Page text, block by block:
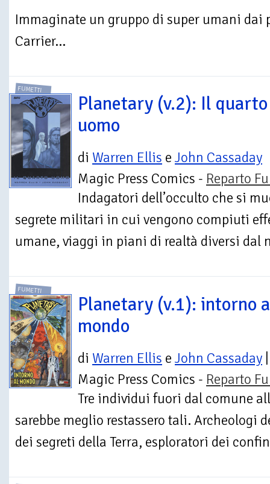
Immaginate un gruppo di super umani dai
Carrier...
FUMETTI
Planetary (v.2): Il quarto
uomo
di Warren Ellis e John Cassaday
Magic Press Comics - Reparto
Indagatori dell’occulto che si
segrete militari in cui vengono compiuti
umane, viaggi in piani di realtà diversi dal
FUMETTI
Planetary (v.1): intorno
mondo
di Warren Ellis e John Cassaday
Magic Press Comics - Reparto
Tre individui fuori dal comune
sarebbe meglio restassero tali. Archeologi
dei segreti della Terra, esploratori dei